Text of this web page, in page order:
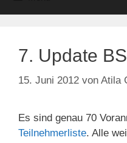
7. Update
15. Juni 2012 von Atila
Es sind genau 70
Teilnehmerliste. Alle